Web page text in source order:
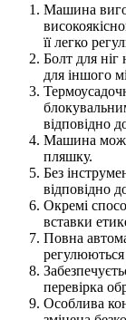
Машина
її легко
Болт для ніг
для іншого
відповідно
Машина може
пляшку.
Без
відповідно
Окремі
вставки
Повна
регулюються
перевірка
Особлива